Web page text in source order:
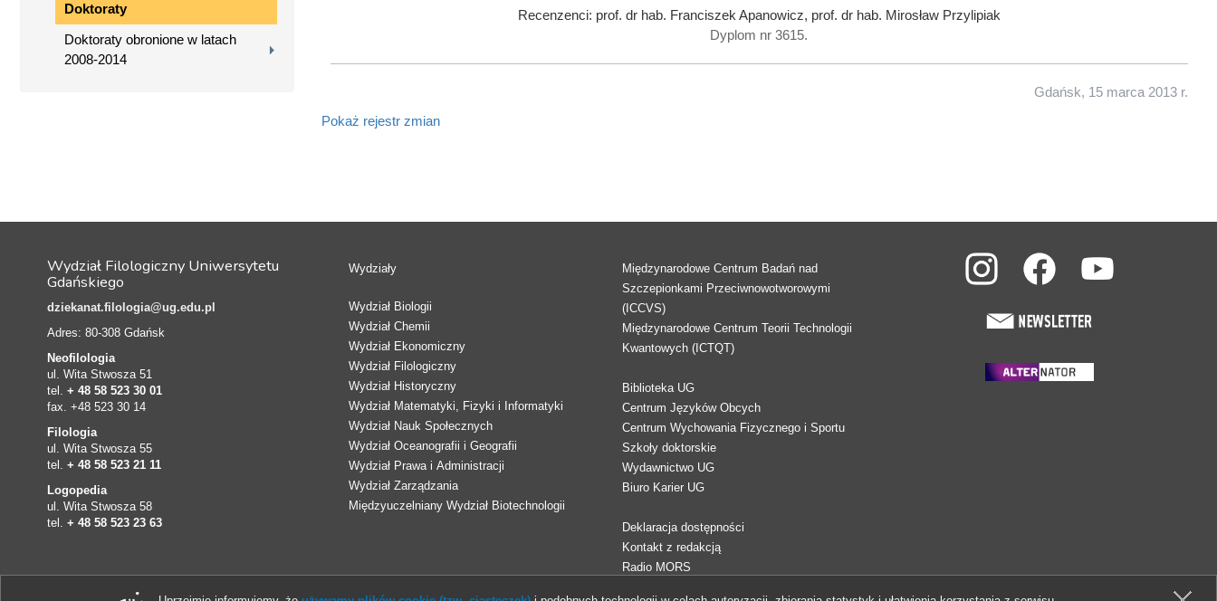
Doktoraty
Doktoraty obronione w latach
2008-2014
Recenzenci: prof. dr hab. Franciszek Apanowicz, prof. dr hab. Mirosław Przylipiak
Dyplom nr 3615.
Gdańsk, 15 marca 2013 r.
Pokaż rejestr zmian
Wydział Filologiczny Uniwersytetu
Gdańskiego
dziekanat.filologia@ug.edu.pl
Adres: 80-308 Gdańsk
Neofilologia
ul. Wita Stwosza 51
tel. + 48 58 523 30 01
fax. +48 523 30 14
Filologia
ul. Wita Stwosza 55
tel. + 48 58 523 21 11
Logopedia
ul. Wita Stwosza 58
tel. + 48 58 523 23 63
Wydziały
Wydział Biologii
Wydział Chemii
Wydział Ekonomiczny
Wydział Filologiczny
Wydział Historyczny
Wydział Matematyki, Fizyki i Informatyki
Wydział Nauk Społecznych
Wydział Oceanografii i Geografii
Wydział Prawa i Administracji
Wydział Zarządzania
Międzyuczelniany Wydział Biotechnologii
Międzynarodowe Centrum Badań nad
Szczepionkami Przeciwnowotworowymi
(ICCVS)
Międzynarodowe Centrum Teorii Technologii
Kwantowych (ICTQT)
Biblioteka UG
Centrum Języków Obcych
Centrum Wychowania Fizycznego i Sportu
Szkoły doktorskie
Wydawnictwo UG
Biuro Karier UG
Deklaracja dostępności
Kontakt z redakcją
Radio MORS